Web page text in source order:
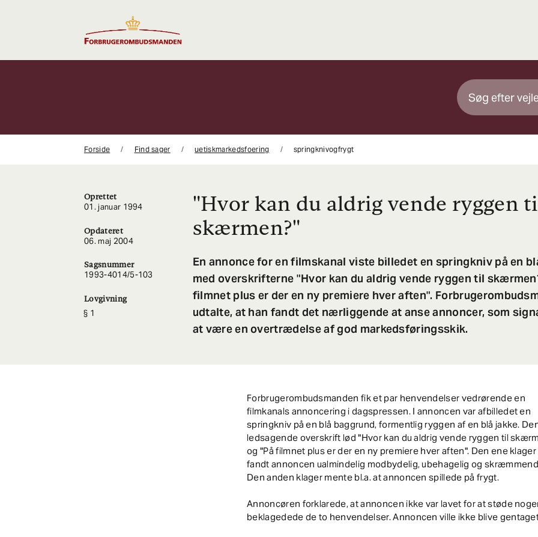
Forside Find sager uetiskmarkedsfoering springknivogfrygt
Oprettet
01. januar 1994
Opdateret
06. maj 2004
Sagsnummer
1993-4014/5-103
Lovgivning
1
"Hvor kan du aldrig vende ryggen
skærmen?"
En annonce for en filmskanal viste billedet en springkniv på en
med overskrifterne "Hvor kan du aldrig vende ryggen til
filmnet plus er der en ny premiere hver aften".
udtalte, at han fandt det nærliggende at anse annoncer, som
at være en overtrædelse af god markedsføringsskik.
Forbrugerombudsmanden fik et par henvendelser vedrørende en
filmkanals annoncering i dagspressen. I annoncen var afbilledet en
springkniv på en blå baggrund, formentlig ryggen af en blå jakke.
ledsagende overskrift lød "Hvor kan du aldrig vende ryggen til
og "På filmnet plus er der en ny premiere hver aften". Den ene klager
fandt annoncen ualmindelig modbydelig, ubehagelig og
Den anden klager mente bl.a. at annoncen spillede på frygt.
Annoncøren forklarede, at annoncen ikke var lavet for at støde
beklagedede de to henvendelser. Annoncen ville ikke blive